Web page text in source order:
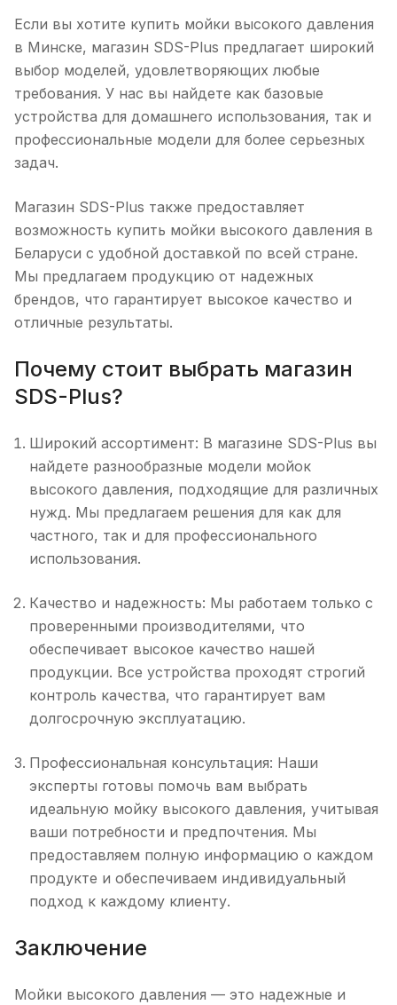
Если вы хотите купить мойки высокого давления
в Минске, магазин SDS-Plus предлагает широкий
выбор моделей, удовлетворяющих любые
требования. У нас вы найдете как базовые
устройства для домашнего использования, так и
профессиональные модели для более серьезных
задач.
Магазин SDS-Plus также предоставляет
возможность купить мойки высокого давления в
Беларуси с удобной доставкой по всей стране.
Мы предлагаем продукцию от надежных
брендов, что гарантирует высокое качество и
отличные результаты.
Почему стоит выбрать магазин
SDS-Plus?
Широкий ассортимент: В магазине SDS-Plus вы
найдете разнообразные модели мойок
высокого давления, подходящие для различных
нужд. Мы предлагаем решения для как для
частного, так и для профессионального
использования.
Качество и надежность: Мы работаем только с
проверенными производителями, что
обеспечивает высокое качество нашей
продукции. Все устройства проходят строгий
контроль качества, что гарантирует вам
долгосрочную эксплуатацию.
Профессиональная консультация: Наши
эксперты готовы помочь вам выбрать
идеальную мойку высокого давления, учитывая
ваши потребности и предпочтения. Мы
предоставляем полную информацию о каждом
продукте и обеспечиваем индивидуальный
подход к каждому клиенту.
Заключение
Мойки высокого давления — это надежные и